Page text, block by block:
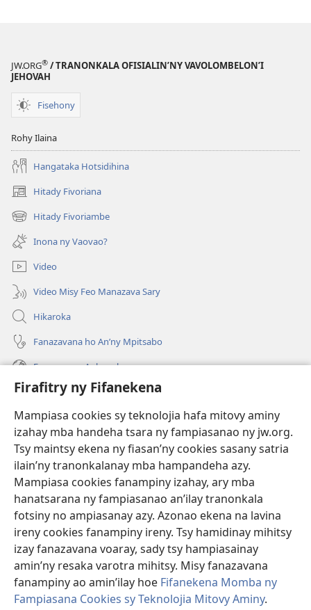
Firafitry ny Fifanekena
Mampiasa cookies sy teknolojia hafa mitovy aminy
izahay mba handeha tsara ny fampiasanao ny jw.org.
Tsy maintsy ekena ny fiasan’ny cookies sasany satria
ilain’ny tranonkalanay mba hampandeha azy.
Mampiasa cookies fanampiny izahay, ary mba
hanatsarana ny fampiasanao an’ilay tranonkala
fotsiny no ampiasanay azy. Azonao ekena na lavina
ireny cookies fanampiny ireny. Tsy hamidinay mihitsy
izay fanazavana voaray, sady tsy hampiasainay
amin’ny resaka varotra mihitsy. Misy fanazavana
fanampiny ao amin’ilay hoe Fifanekena Momba ny
Fampiasana Cookies sy Teknolojia Mitovy Aminy.
JW.ORG® / TRANONKALA OFISIALIN’NY VAVOLOMBELON’I
JEHOVAH
Fisehony
Rohy Ilaina
Hangataka Hotsidihina
Hitady Fivoriana
(manokatra
rohy) Hitady Fivoriambe
(manokatra
rohy) Inona ny Vaovao?
Video
Video Misy Feo Manazava Sary
Hikaroka
Fanazavana ho An’ny Mpitsabo
Fanazavana Ankapobeny
Fanampiana
Fanomezana
(manokatra
rohy)
FITEHIRIZAM-BOKIN’NY Vavolombelon’i Jehovah
(manokatra
rohy)
JW Hub
(manokatra
rohy)
JW Library
Watchtower Library ®